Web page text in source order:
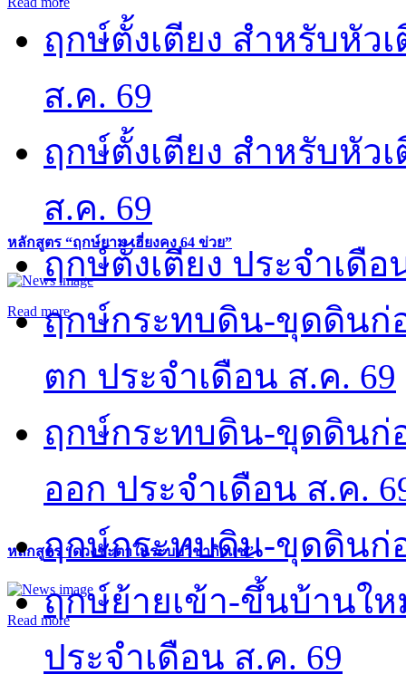
หลักสูตร “ฤกษ์ยาม เฮี่ยงคง 64 ข่วย”
Read more
หลักสูตร “ดวงชะตาในระบบวิชากิวแช”
Read more
ฤกษ์ตั้งเตียง สำหรับหัว
ส.ค. 69
ฤกษ์ตั้งเตียง สำหรับหัว
ส.ค. 69
ฤกษ์ตั้งเตียง ประจำเดือ
ฤกษ์กระทบดิน-ขุดดินก่
ตก ประจำเดือน ส.ค. 69
ฤกษ์กระทบดิน-ขุดดินก่
ออก ประจำเดือน ส.ค.
ฤกษ์กระทบดิน-ขุดดินก่
ฤกษ์ย้ายเข้า-ขึ้นบ้านใ
ประจำเดือน ส.ค. 69